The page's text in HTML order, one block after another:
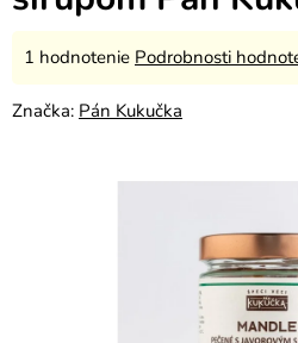
Priemerné
produktu
1 hodnotenie Podrobnosti
Značka: Pán Kukučka